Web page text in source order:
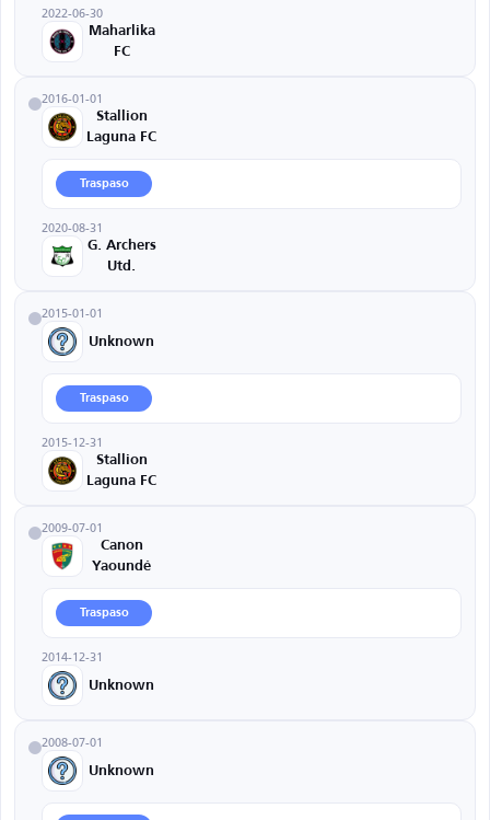
2022-06-30
Maharlika
FC
2016-01-01
Stallion
Laguna FC
Traspaso
2020-08-31
G. Archers
Utd.
2015-01-01
Unknown
Traspaso
2015-12-31
Stallion
Laguna FC
2009-07-01
Canon
Yaoundé
Traspaso
2014-12-31
Unknown
2008-07-01
Unknown